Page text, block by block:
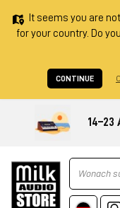
It seems you are
for your country. Do
CONTINUE
14–23
Ricerca